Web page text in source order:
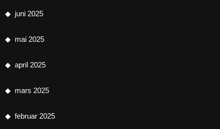
juni 2025
mai 2025
april 2025
mars 2025
februar 2025